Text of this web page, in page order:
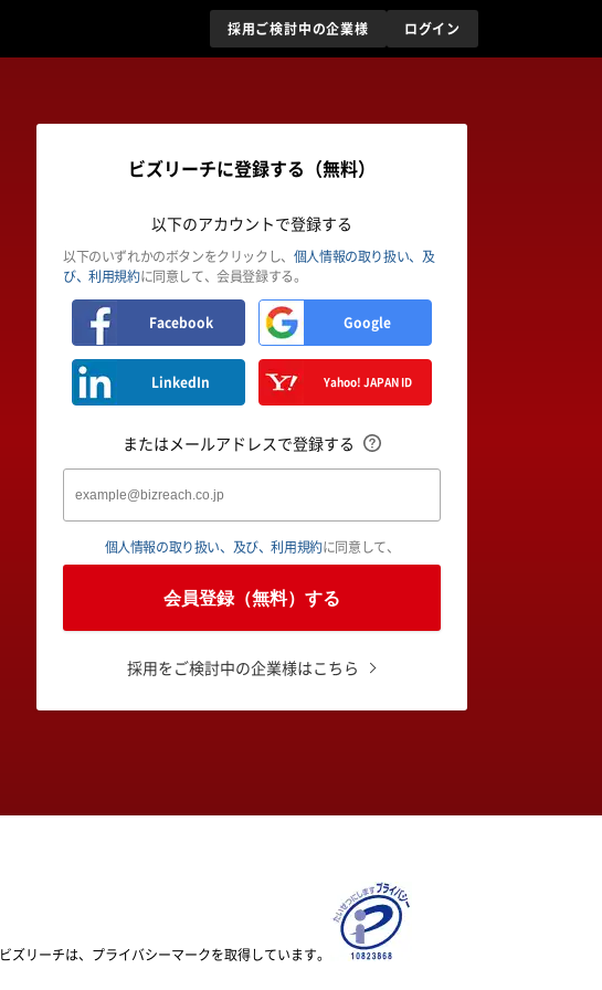
採用ご検討中の企業様 ログイン
ビズリーチに登録する（無料）
以下のアカウントで登録する
以下のいずれかのボタンをクリックし、 個人情報の取り扱い、及
び、利用規約に同意して、会員登録する。
Facebook Google
LinkedIn Yahoo! JAPAN ID
またはメールアドレスで登録する
個人情報の取り扱い、及び、利用規約に同意して、
会員登録（無料）する
採用をご検討中の企業様はこちら
ビズリーチは、プライバシーマークを取得しています。